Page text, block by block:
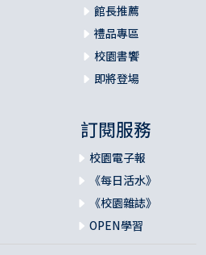
館長推薦
禮品專區
校園書饗
即將登場
訂閱服務
校園電子報
《每日活水》
《校園雜誌》
OPEN學習